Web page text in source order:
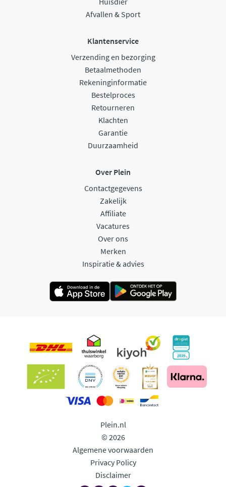
Afvallen & Sport
Klantenservice
Verzending en bezorging
Betaalmethoden
Rekeninginformatie
Bestelproces
Retourneren
Klachten
Garantie
Duurzaamheid
Over Plein
Contactgegevens
Zakelijk
Affiliate
Vacatures
Over ons
Merken
Inspiratie & advies
Plein.nl
© 2026
Algemene voorwaarden
Privacy Policy
Disclaimer